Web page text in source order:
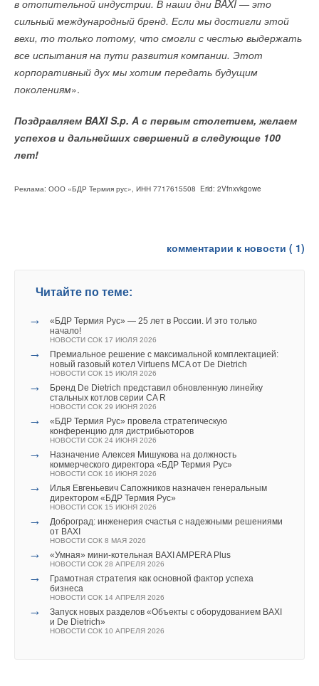
в отопительной индустрии. В наши дни BAXI — это
сильный международный бренд. Если мы достигли этой
вехи, то только потому, что смогли с честью выдержать
все испытания на пути развития компании. Этот
корпоративный дух мы хотим передать будущим
поколениям».
Поздравляем BAXI S.p. A с первым столетием, желаем
успехов и дальнейших свершений в следующие 100
лет!
Реклама: ООО «БДР Термия рус», ИНН 7717615508 Erid: ​​​2Vfnxvkgowe
комментарии к новости ( 1)
Читайте по теме:
→
«БДР Термия Рус» — 25 лет в России. И это только
начало!
НОВОСТИ СОК 17 ИЮЛЯ 2026
→
Премиальное решение с максимальной комплектацией:
новый газовый котел Virtuens MCA от De Dietrich
НОВОСТИ СОК 15 ИЮЛЯ 2026
→
Бренд De Dietrich представил обновленную линейку
стальных котлов серии CA R
НОВОСТИ СОК 29 ИЮНЯ 2026
→
«БДР Термия Рус» провела стратегическую
конференцию для дистрибьюторов
НОВОСТИ СОК 24 ИЮНЯ 2026
→
Назначение Алексея Мишукова на должность
коммерческого директора «БДР Термия Рус»
НОВОСТИ СОК 16 ИЮНЯ 2026
→
Илья Евгеньевич Сапожников назначен генеральным
директором «БДР Термия Рус»
НОВОСТИ СОК 15 ИЮНЯ 2026
→
Доброград: инженерия счастья с надежными решениями
от BAXI
НОВОСТИ СОК 8 МАЯ 2026
→ «Умная» мини-котельная BAXI AMPERA Plus
НОВОСТИ СОК 28 АПРЕЛЯ 2026
→
Грамотная стратегия как основной фактор успеха
бизнеса
НОВОСТИ СОК 14 АПРЕЛЯ 2026
→
Запуск новых разделов «Объекты с оборудованием BAXI
и De Dietrich»
НОВОСТИ СОК 10 АПРЕЛЯ 2026
НОВОСТИ СОК 27 ИЮЛЯ 2026
→
Китай опубликовал план развития сектора ВИЭ на
НОВОСТИ СОК 24 ИЮЛЯ 2026
Комментарии
В этой теме еще нет комментариев
Текст комментария